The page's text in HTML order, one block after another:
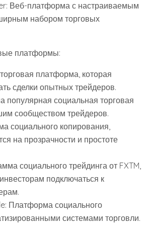
Веб-платформа с настраиваемым
набором торговых
платформы:
платформа, которая
сделки опытных трейдеров.
популярная социальная торговая
сообществом трейдеров.
социального копирования,
на прозрачности и простоте
социального трейдинга от FXTM,
подключаться к
Платформа социального
системами торговли.